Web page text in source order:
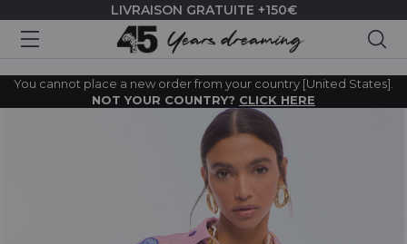
LIVRAISON GRATUITE +150€
You cannot place a new order from your country [United States].
NOT YOUR COUNTRY? CLICK HERE